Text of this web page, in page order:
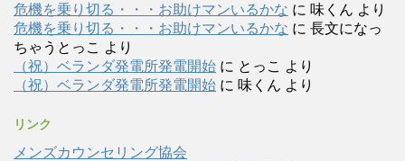
危機を乗り切る・・・お助けマンいるかな に 味くん より
危機を乗り切る・・・お助けマンいるかな に 長文になっ
ちゃうとっこ より
（祝）ベランダ発電所発電開始 に とっこ より
（祝）ベランダ発電所発電開始 に 味くん より
リンク
メンズカウンセリング協会